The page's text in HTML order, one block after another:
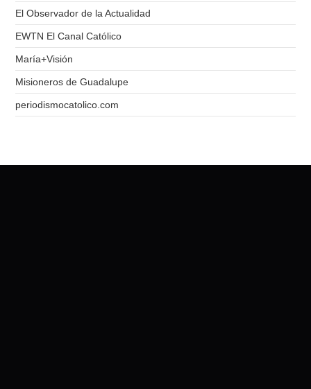
El Observador de la Actualidad
EWTN El Canal Católico
María+Visión
Misioneros de Guadalupe
periodismocatolico.com